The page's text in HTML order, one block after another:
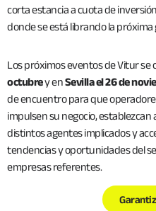
corta estancia a cuota de
donde se está librando la próxima
Los próximos eventos de Vitur se
octubrey enSevilla el 26 de
de encuentro para que
impulsen su negocio, establezcan
distintos agentes implicados y
tendencias y oportunidades del
empresas referentes.